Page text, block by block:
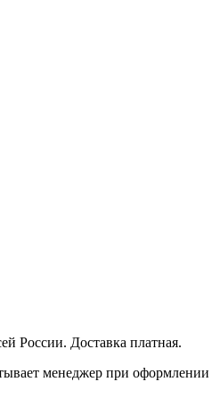
России. Доставка платная.
менеджер при оформлении